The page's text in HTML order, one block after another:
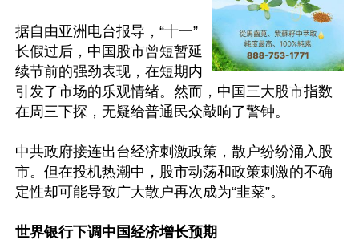
据自由亚洲电台报导，“十一”
长假过后，中国股市曾短暂延
续节前的强劲表现，在短期内
引发了市场的乐观情绪。然而，中国三大股市指数
在周三下探，无疑给普通民众敲响了警钟。
中共政府接连出台经济刺激政策，散户纷纷涌入股
市。但在投机热潮中，股市动荡和政策刺激的不确
定性却可能导致广大散户再次成为“韭菜”。
世界银行下调中国经济增长预期